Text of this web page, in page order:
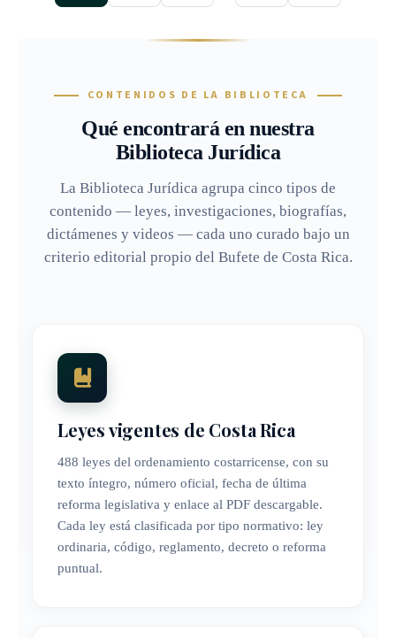
CONTENIDOS DE LA BIBLIOTECA
Qué encontrará en nuestra
Biblioteca Jurídica
La Biblioteca Jurídica agrupa cinco tipos de
contenido — leyes, investigaciones, biografías,
dictámenes y videos — cada uno curado bajo un
criterio editorial propio del Bufete de Costa Rica.
Leyes vigentes de Costa Rica
488 leyes del ordenamiento costarricense, con su
texto íntegro, número oficial, fecha de última
reforma legislativa y enlace al PDF descargable.
Cada ley está clasificada por tipo normativo: ley
ordinaria, código, reglamento, decreto o reforma
puntual.